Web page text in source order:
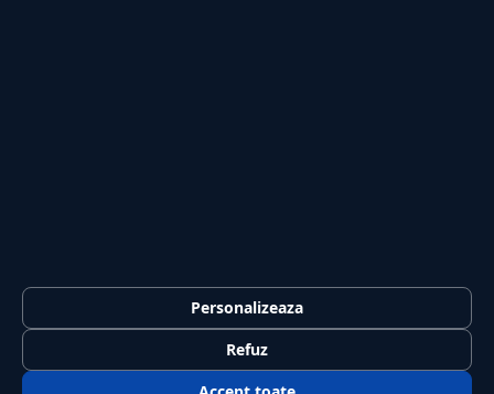
Confidențialitate
Politica de cookies
Personalizeaza
Refuz